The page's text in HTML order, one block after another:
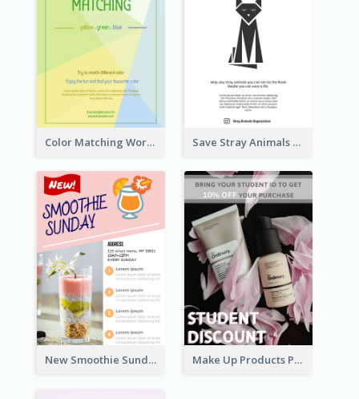
Color Matching Workshop Flyer Save Stray Animals Flyer
New Smoothie Sunday Flyer Make Up Products Purchase With Discount Flyer